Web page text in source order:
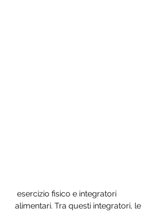
alimentari. Tra questi integratori, le